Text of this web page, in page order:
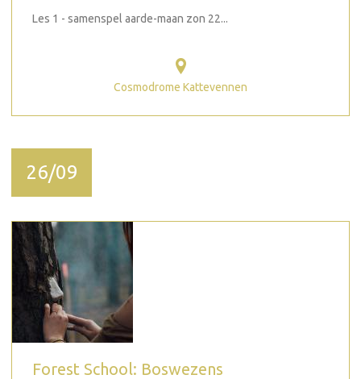
Les 1 - samenspel aarde-maan zon 22...
Cosmodrome Kattevennen
26/09
Forest School: Boswezens